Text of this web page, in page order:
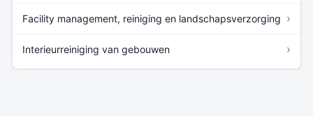
Facility management, reiniging en landschapsverzorging ›
Interieurreiniging van gebouwen ›